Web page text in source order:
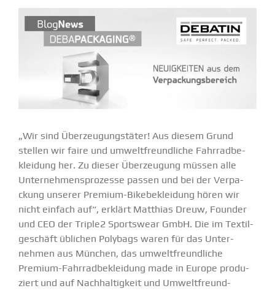
„Wir sind Überzeu­gungs­täter! Aus diesem Grund
stellen wir faire und umwelt­freund­liche Fahrrad­be­
kleidung her. Zu dieser Überzeugung müssen alle
Unter­neh­mens­pro­zesse passen und bei der Verpa­
ckung unserer Premium-Bikebe­kleidung hören wir
nicht einfach auf“, erklärt Matthias Dreuw, Founder
und CEO der Triple2 Sportswear GmbH. Die im Textil­
ge­schäft üblichen Polybags waren für das Unter­
nehmen aus München, das umwelt­freund­liche
Premium-Fahrra­d­­be­kleidung made in Europe produ­
ziert und auf Nachhal­tigkeit und Umwelt­freund­